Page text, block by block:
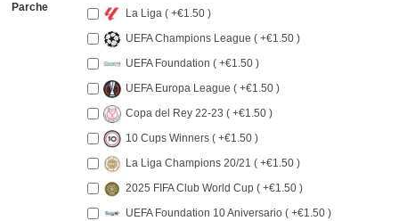
Parche
La Liga ( +€1.50 )
UEFA Champions League ( +€1.50 )
UEFA Foundation ( +€1.50 )
UEFA Europa League ( +€1.50 )
Copa del Rey 22-23 ( +€1.50 )
10 Cups Winners ( +€1.50 )
La Liga Champions 20/21 ( +€1.50 )
2025 FIFA Club World Cup ( +€1.50 )
UEFA Foundation 10 Aniversario ( +€1.50 )